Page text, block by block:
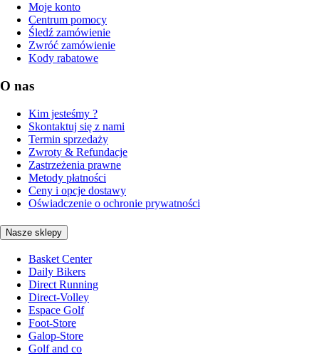
Moje konto
Centrum pomocy
Śledź zamówienie
Zwróć zamówienie
Kody rabatowe
O nas
Kim jesteśmy ?
Skontaktuj się z nami
Termin sprzedaży
Zwroty & Refundacje
Zastrzeżenia prawne
Metody płatności
Ceny i opcje dostawy
Oświadczenie o ochronie prywatności
Nasze sklepy
Basket Center
Daily Bikers
Direct Running
Direct-Volley
Espace Golf
Foot-Store
Galop-Store
Golf and co